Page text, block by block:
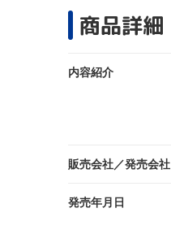
商品詳細
内容紹介
販売会社／発売会社
発売年月日